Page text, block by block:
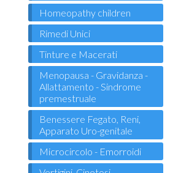
Homeopathy children
Rimedi Unici
Tinture e Macerati
Menopausa - Gravidanza -
Allattamento - Sindrome
premestruale
Benessere Fegato, Reni,
Apparato Uro-genitale
Microcircolo - Emorroidi